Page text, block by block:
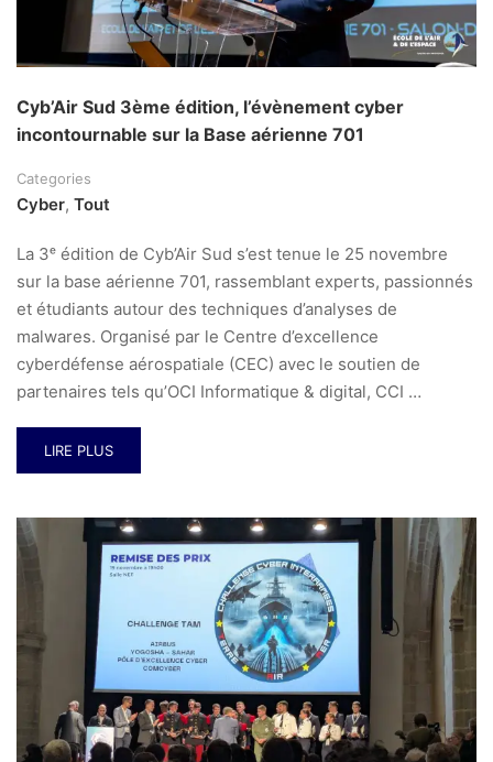
Cyb’Air Sud 3ème édition, l’évènement cyber
incontournable sur la Base aérienne 701
Categories
Cyber, Tout
La 3ᵉ édition de Cyb’Air Sud s’est tenue le 25 novembre
sur la base aérienne 701, rassemblant experts, passionnés
et étudiants autour des techniques d’analyses de
malwares. Organisé par le Centre d’excellence
cyberdéfense aérospatiale (CEC) avec le soutien de
partenaires tels qu’OCI Informatique & digital, CCI …
LIRE PLUS